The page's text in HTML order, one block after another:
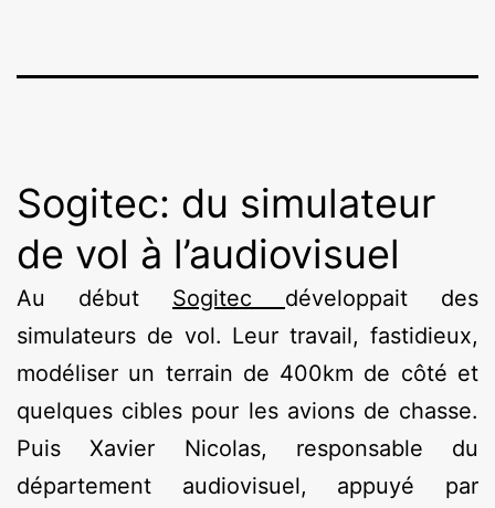
Sogitec: du simulateur
de vol à l’audiovisuel
Au début Sogitec développait des
simulateurs de vol. Leur travail, fastidieux,
modéliser un terrain de 400km de côté et
quelques cibles pour les avions de chasse.
Puis Xavier Nicolas, responsable du
département audiovisuel, appuyé par